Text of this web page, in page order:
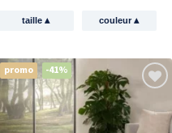
taille▴ couleur▴
promo -41%